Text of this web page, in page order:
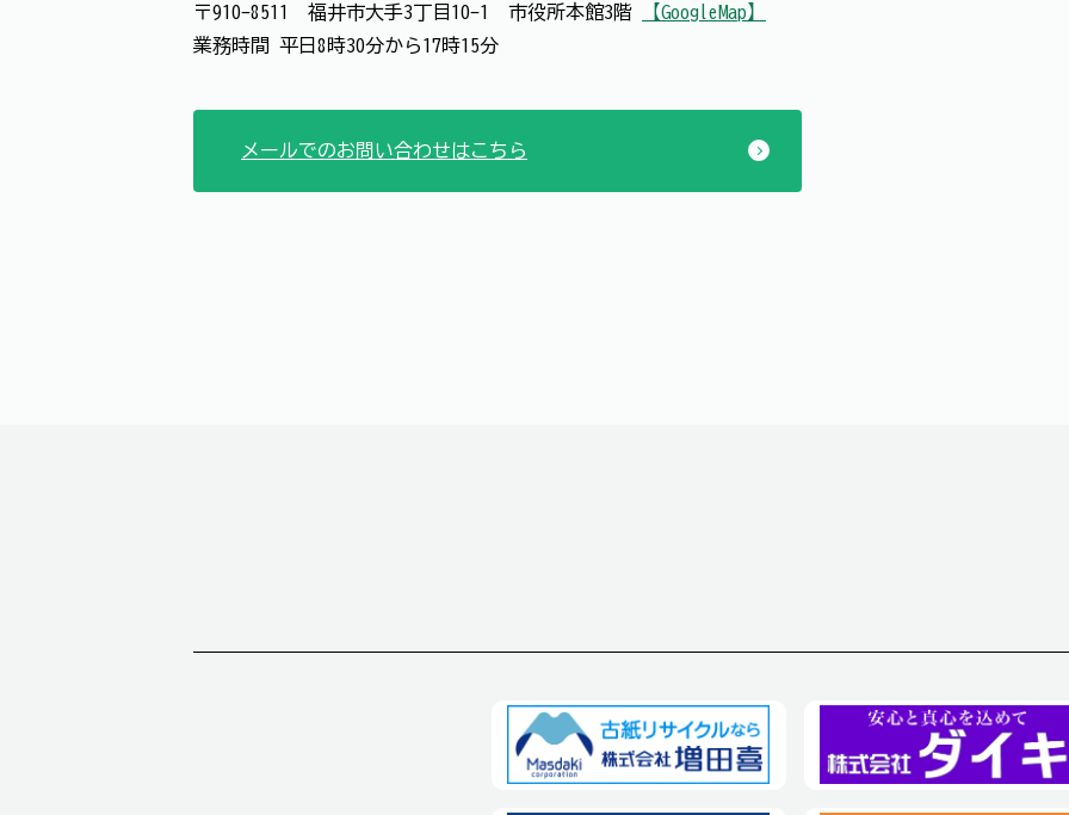
〒910-8511 福井市大手3丁目10-1 市役所本館3階
【GoogleMap】
業務時間 平日8時30分から17時15分
メールでのお問い合わせはこちら